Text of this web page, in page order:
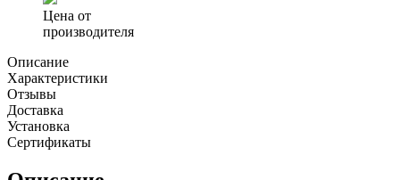
Цена от
производителя
Описание
Характеристики
Отзывы
Доставка
Установка
Сертификаты